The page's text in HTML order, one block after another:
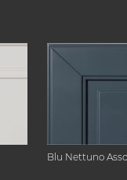
Blu Nettuno